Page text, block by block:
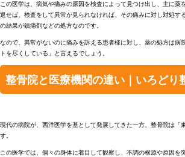
この医学は、病気や痛みの原因を検査によって見つけ出し、主に薬
返せば、検査をして異常が見られなければ、その痛みに対し対処す
の結果が鎮痛剤などの処方なのです。
なので、異常がないのに痛みを訴える患者様に対し、薬の処方は病
トを尽くしている」と言えるでしょう。
整骨院と医療機関の違い｜いろどり
現代の病院が、西洋医学を基として発展してきた一方、整骨院は「
す。
この医学では、個々の身体に着目して観察し、不調の根源や原因を